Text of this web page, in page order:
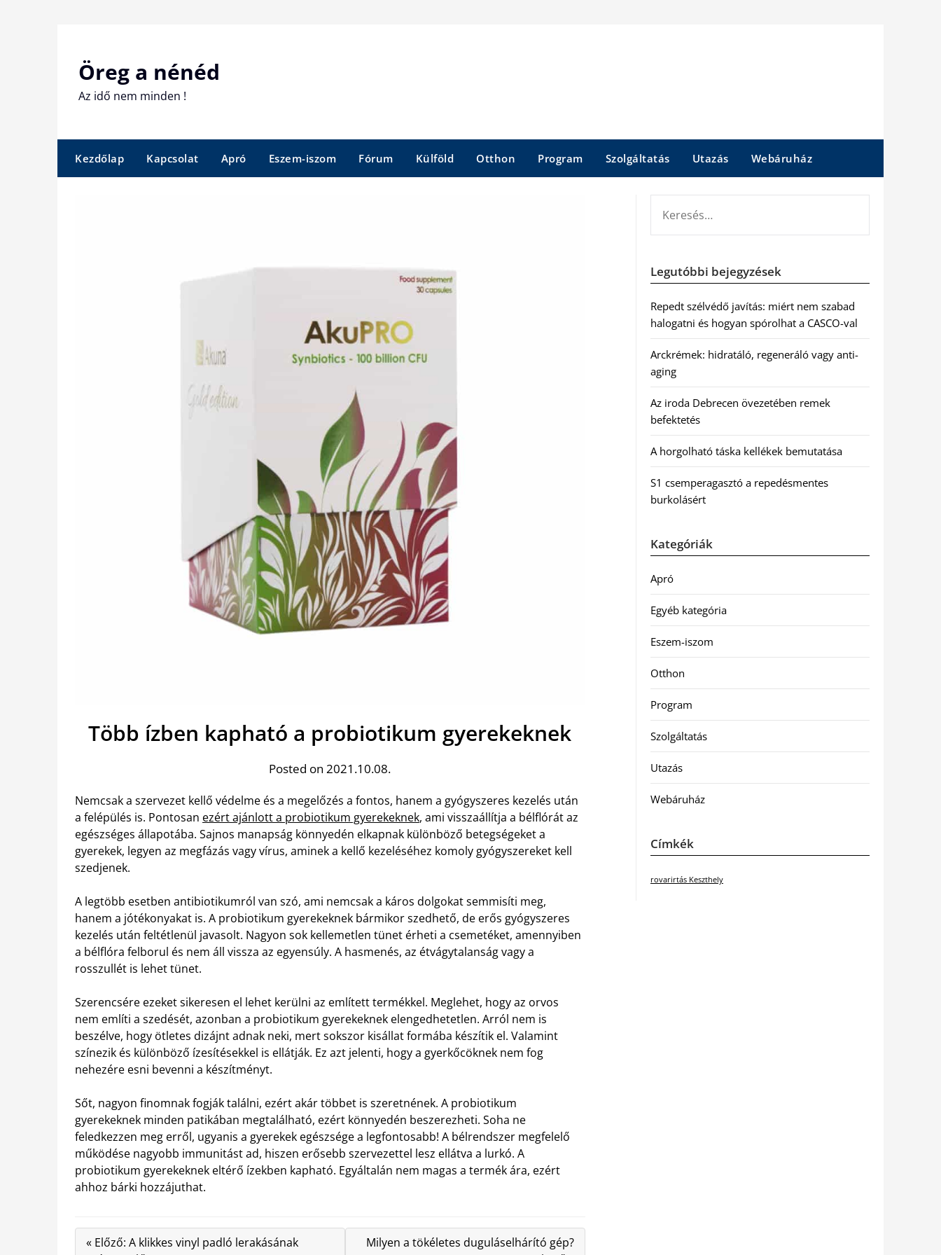
Öreg a nénéd
Az idő nem minden !
Kezdőlap Kapcsolat Apró Eszem-iszom Fórum Külföld Otthon Program Szolgáltatás Utazás Webáruház
Több ízben kapható a probiotikum gyerekeknek
Posted on 2021.10.08.
Nemcsak a szervezet kellő védelme és a megelőzés a fontos, hanem a gyógyszeres kezelés után
a felépülés is. Pontosan ezért ajánlott a probiotikum gyerekeknek, ami visszaállítja a bélflórát az
egészséges állapotába. Sajnos manapság könnyedén elkapnak különböző betegségeket a
gyerekek, legyen az megfázás vagy vírus, aminek a kellő kezeléséhez komoly gyógyszereket kell
szedjenek.
A legtöbb esetben antibiotikumról van szó, ami nemcsak a káros dolgokat semmisíti meg,
hanem a jótékonyakat is. A probiotikum gyerekeknek bármikor szedhető, de erős gyógyszeres
kezelés után feltétlenül javasolt. Nagyon sok kellemetlen tünet érheti a csemetéket, amennyiben
a bélflóra felborul és nem áll vissza az egyensúly. A hasmenés, az étvágytalanság vagy a
rosszullét is lehet tünet.
Szerencsére ezeket sikeresen el lehet kerülni az említett termékkel. Meglehet, hogy az orvos
nem említi a szedését, azonban a probiotikum gyerekeknek elengedhetetlen. Arról nem is
beszélve, hogy ötletes dizájnt adnak neki, mert sokszor kisállat formába készítik el. Valamint
színezik és különböző ízesítésekkel is ellátják. Ez azt jelenti, hogy a gyerkőcöknek nem fog
nehezére esni bevenni a készítményt.
Sőt, nagyon finomnak fogják találni, ezért akár többet is szeretnének. A probiotikum
gyerekeknek minden patikában megtalálható, ezért könnyedén beszerezheti. Soha ne
feledkezzen meg erről, ugyanis a gyerekek egészsége a legfontosabb! A bélrendszer megfelelő
működése nagyobb immunitást ad, hiszen erősebb szervezettel lesz ellátva a lurkó. A
probiotikum gyerekeknek eltérő ízekben kapható. Egyáltalán nem magas a termék ára, ezért
ahhoz bárki hozzájuthat.
« Előző: A klikkes vinyl padló lerakásának
Milyen a tökéletes duguláselhárító gép?
Legutóbbi bejegyzések
Repedt szélvédő javítás: miért nem szabad
halogatni és hogyan spórolhat a CASCO-val
Arckrémek: hidratáló, regeneráló vagy anti-
aging
Az iroda Debrecen övezetében remek
befektetés
A horgolható táska kellékek bemutatása
S1 csemperagasztó a repedésmentes
burkolásért
Kategóriák
Apró
Egyéb kategória
Eszem-iszom
Otthon
Program
Szolgáltatás
Utazás
Webáruház
Címkék
rovarirtás Keszthely